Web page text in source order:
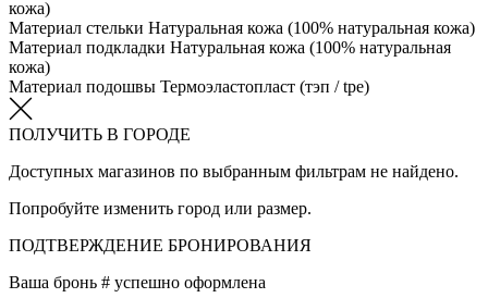
кожа)
Материал стельки Натуральная кожа (100% натуральная кожа)
Материал подкладки Натуральная кожа (100% натуральная
кожа)
Материал подошвы Термоэластопласт (тэп / tpe)
ПОЛУЧИТЬ В ГОРОДЕ
Доступных магазинов по выбранным фильтрам не найдено.
Попробуйте изменить город или размер.
ПОДТВЕРЖДЕНИЕ БРОНИРОВАНИЯ
Ваша бронь # успешно оформлена